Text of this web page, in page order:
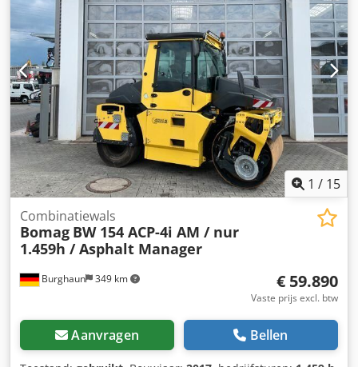
(tel. ) staat u hierbij graag te woord. Meer informatie vindt
u op onze website. Fouten en voorafgaande verkoop
voorbehouden! Verhuur mogelijk. Dodpfx Ahjzq Tztevjwa =
Meer informatie = Neem contact op met Tobias Ebert voor
meer informatie.
1 / 15
Burghaun 349 km
Combinatiewals
Bomag BW 154 ACP-4i AM / nur
1.459h / Asphalt Manager
€ 59.890
Vaste prijs excl. btw
Aanvragen Bellen